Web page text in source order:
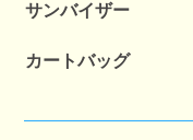
サンバイザー
カートバッグ